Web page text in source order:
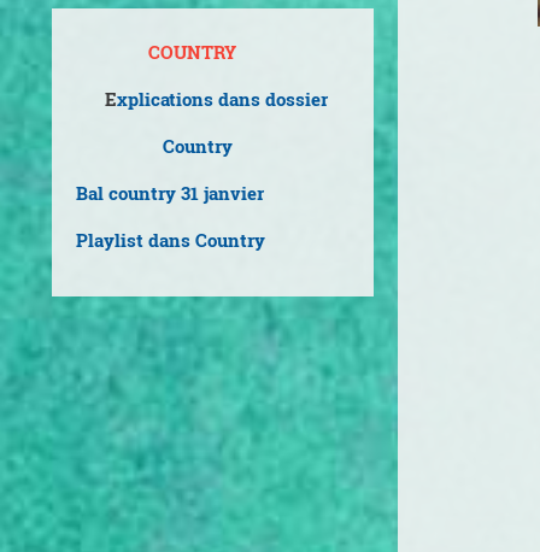
COUNTRY
Explications dans dossier
Country
Bal country 31 janvier
Playlist dans Country